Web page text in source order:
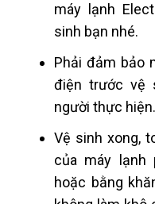
máy lạnh
sinh bạn nhé.
Phải đảm bảo
điện trước vệ
người thực hiện.
Vệ sinh xong,
của máy lạnh
hoặc bằng